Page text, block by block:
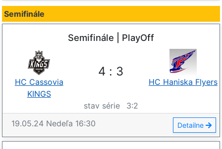
Semifinále
Semifinále | PlayOff
4 : 3
HC Cassovia
KINGS
HC Haniska Flyers
stav série 3:2
19.05.24 Nedeľa 16:30 Detailne